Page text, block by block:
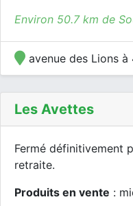
Environ 50.7 km de
avenue des Lions
Les Avettes
Fermé définitivement
retraite.
Produits en vente :